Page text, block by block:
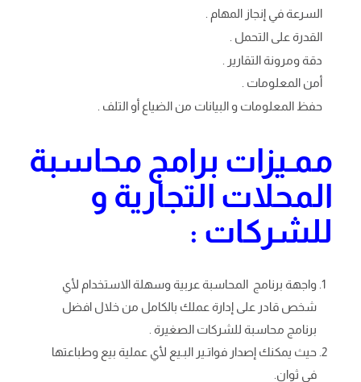
السرعة في إنجاز المهام .
القدرة على التحمل .
دقة ومرونة التقارير .
أمن المعلومات .
حفظ المعلومات و البيانات من الضياع أو التلف .
ممـيزات برامج محاسبة
المحلات التجارية و
للشركات :
واجهة برنامج المحاسبة عربية وسهلة الاستخدام لأي
شخص قادر على إدارة عملك بالكامل من خلال افضل
برنامج محاسبة للشركات الصغيرة .
حيث يمكنك إصدار فواتـير البـيع لأي عملية بيع وطباعتها
في ثوان.